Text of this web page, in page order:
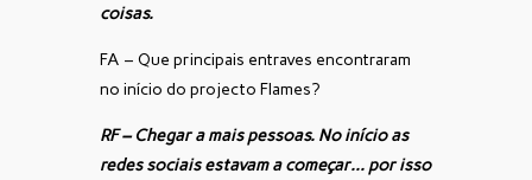
coisas.
FA – Que principais entraves encontraram
no início do projecto Flames?
RF – Chegar a mais pessoas. No início as
redes sociais estavam a começar… por isso